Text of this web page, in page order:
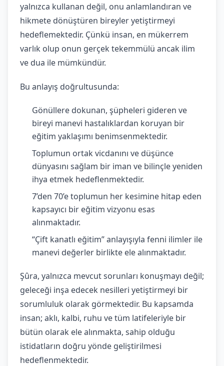
yalnızca kullanan değil, onu anlamlandıran ve
hikmete dönüştüren bireyler yetiştirmeyi
hedeflemektedir. Çünkü insan, en mükerrem
varlık olup onun gerçek tekemmülü ancak ilim
ve dua ile mümkündür.
Bu anlayış doğrultusunda:
Gönüllere dokunan, şüpheleri gideren ve
bireyi manevi hastalıklardan koruyan bir
eğitim yaklaşımı benimsenmektedir.
Toplumun ortak vicdanını ve düşünce
dünyasını sağlam bir iman ve bilinçle yeniden
ihya etmek hedeflenmektedir.
7’den 70’e toplumun her kesimine hitap eden
kapsayıcı bir eğitim vizyonu esas
alınmaktadır.
“Çift kanatlı eğitim” anlayışıyla fenni ilimler ile
manevi değerler birlikte ele alınmaktadır.
Şûra, yalnızca mevcut sorunları konuşmayı değil;
geleceği inşa edecek nesilleri yetiştirmeyi bir
sorumluluk olarak görmektedir. Bu kapsamda
insan; aklı, kalbi, ruhu ve tüm latifeleriyle bir
bütün olarak ele alınmakta, sahip olduğu
istidatların doğru yönde geliştirilmesi
hedeflenmektedir.